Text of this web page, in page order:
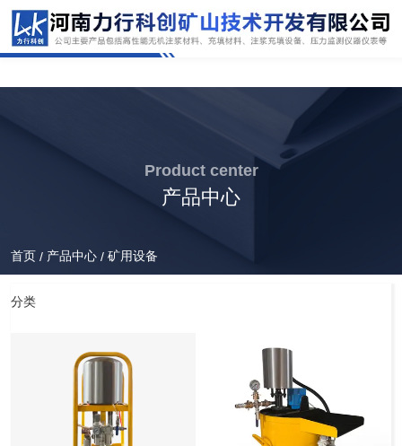
Product center
产品中心
首页 / 产品中心 / 矿用设备
分类